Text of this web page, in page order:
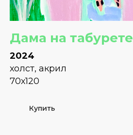
Дама на табурете
2024
холст, акрил
70х120
Купить